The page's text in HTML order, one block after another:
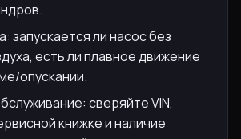
запускается ли насос без
есть ли плавное движение
опускании.
сверяйте VIN,
книжке и наличие